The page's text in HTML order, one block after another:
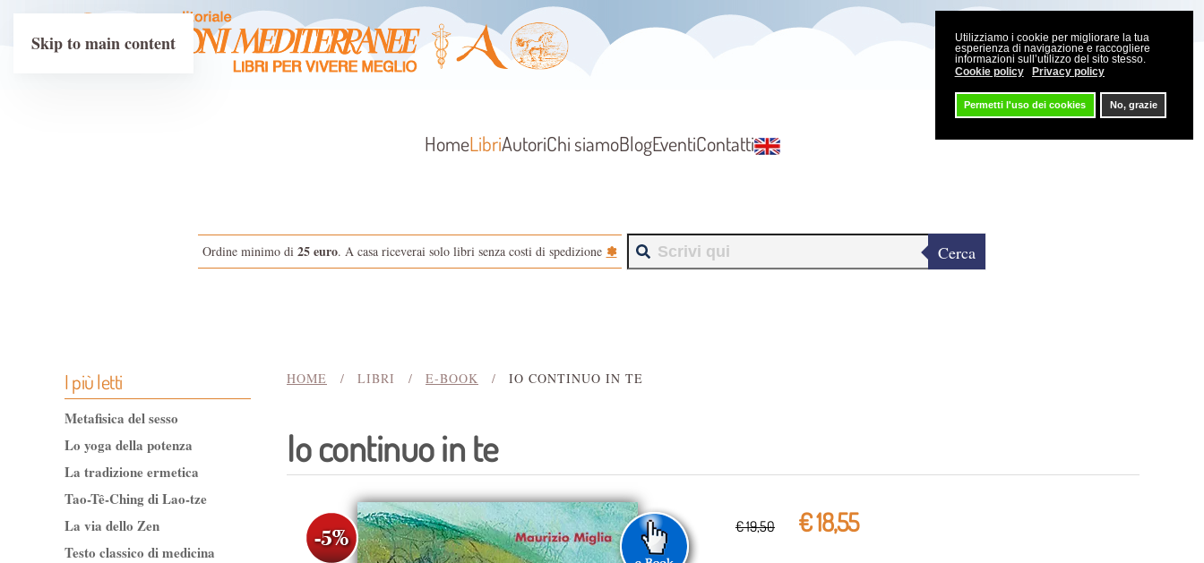
Utilizziamo i cookie per migliorare la tua
esperienza di navigazione e raccogliere
informazioni sull’utilizzo del sito stesso.
Cookie policy
Privacy policy
Permetti l'uso dei cookies No, grazie
Skip to main content
HomeLibriAutoriChi siamoBlogEventiContatti
Ordine minimo di 25 euro. A casa riceverai solo libri senza costi di spedizione ✽ Cerca
HOME LIBRI E-BOOK IO CONTINUO IN TE
Io continuo in te
€ 19,50 € 18,55
I più letti
Metafisica del sesso
Lo yoga della potenza
La tradizione ermetica
Tao-Tê-Ching di Lao-tze
La via dello Zen
Testo classico di medicina